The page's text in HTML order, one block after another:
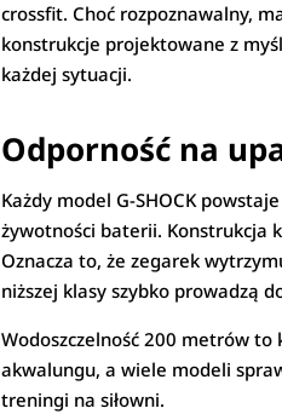
crossfit. Choć rozpoznawalny,
konstrukcje projektowane z
każdej sytuacji.
Odporność na
Każdy model G-SHOCK
żywotności baterii. Konstrukcja
Oznacza to, że zegarek
niższej klasy szybko prowadzą
Wodoszczelność 200 metrów
akwalungu, a wiele modeli
treningi na siłowni.